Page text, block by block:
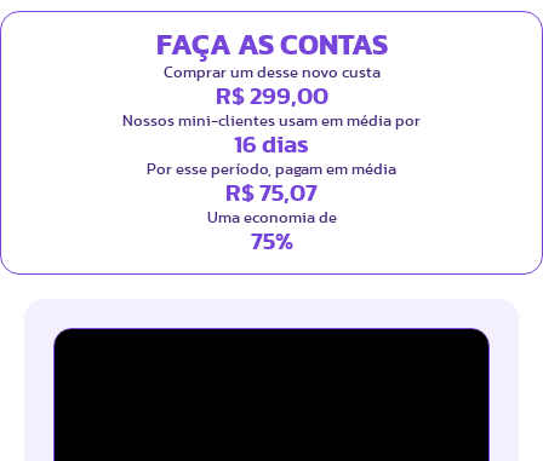
FAÇA AS CONTAS
Comprar um desse novo custa
R$ 299,00
Nossos mini-clientes usam em média por
16 dias
Por esse período, pagam em média
R$ 75,07
Uma economia de
75%